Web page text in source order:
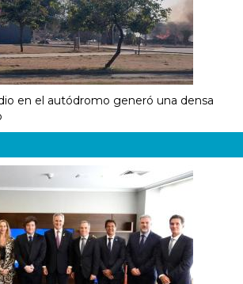
en el autódromo generó una densa